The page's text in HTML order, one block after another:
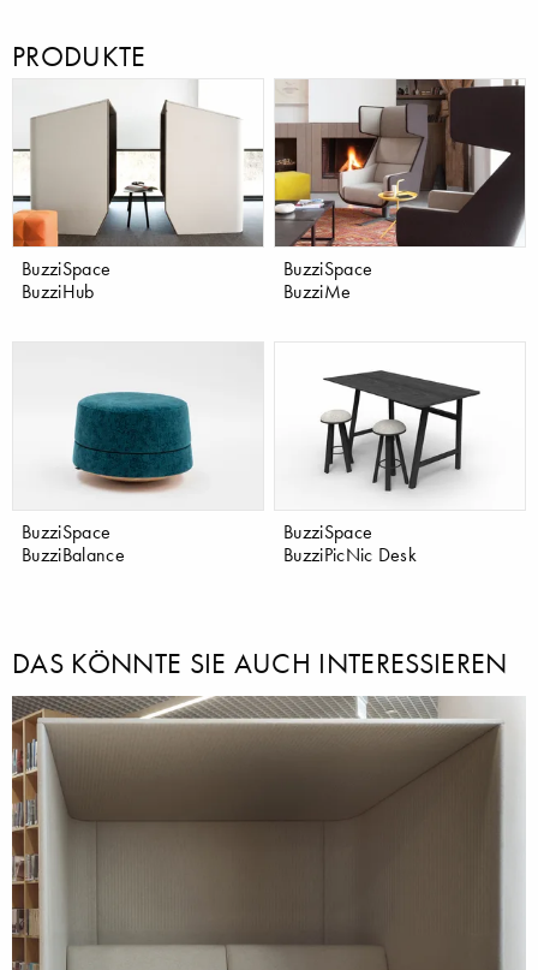
PRODUKTE
BuzziSpace
BuzziHub
BuzziSpace
BuzziMe
BuzziSpace
BuzziBalance
BuzziSpace
BuzziPicNic Desk
DAS KÖNNTE SIE AUCH INTERESSIEREN